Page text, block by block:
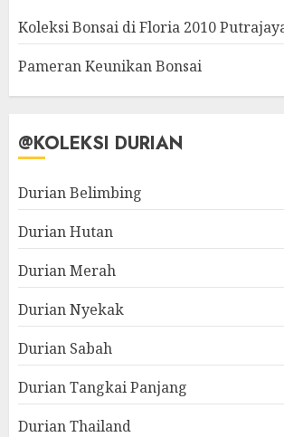
Koleksi Bonsai di Floria 2010
Pameran Keunikan Bonsai
@KOLEKSI DURIAN
Durian Belimbing
Durian Hutan
Durian Merah
Durian Nyekak
Durian Sabah
Durian Tangkai Panjang
Durian Thailand